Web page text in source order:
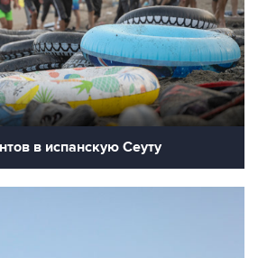
в испанскую Сеуту